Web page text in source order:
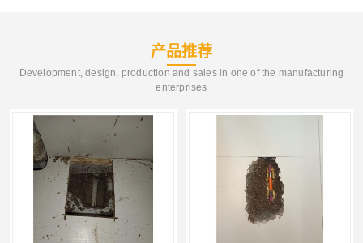
产品推荐
Development, design, production and sales in one of the manufacturing
enterprises